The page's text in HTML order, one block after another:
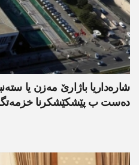
شارەداریا باژارێ مەزن یا
دەست ب پێشکێشکرنا